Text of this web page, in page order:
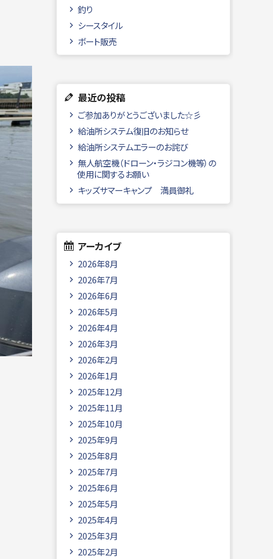
釣り
シースタイル
ボート販売
最近の投稿
ご参加ありがとうございました☆彡
給油所システム復旧のお知らせ
給油所システムエラーのお詫び
無人航空機（ドローン・ラジコン機等）の
使用に関するお願い
キッズサマーキャンプ 満員御礼
アーカイブ
2026年8月
2026年7月
2026年6月
2026年5月
2026年4月
2026年3月
2026年2月
2026年1月
2025年12月
2025年11月
2025年10月
2025年9月
2025年8月
2025年7月
2025年6月
2025年5月
2025年4月
2025年3月
2025年2月